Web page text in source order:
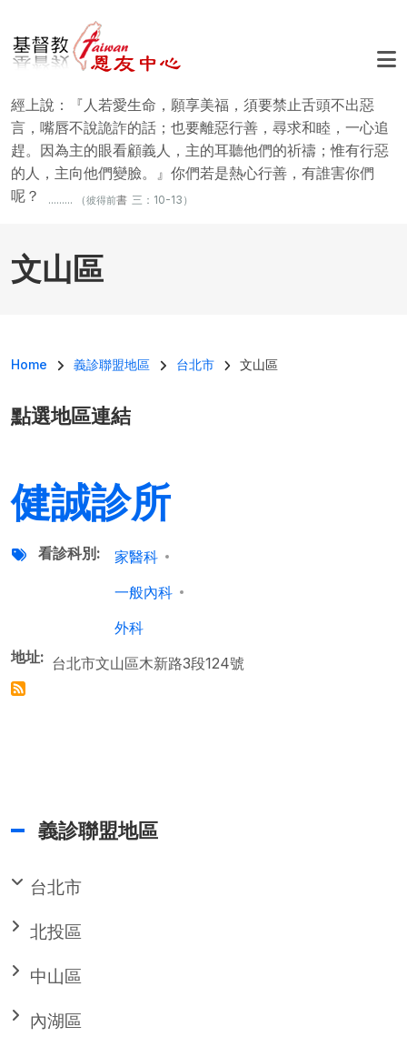
經上說：『人若愛生命，願享美福，須要禁止舌頭不出惡
言，嘴唇不說詭詐的話；也要離惡行善，尋求和睦，一心追
趕。因為主的眼看顧義人，主的耳聽他們的祈禱；惟有行惡
的人，主向他們變臉。』你們若是熱心行善，有誰害你們
呢？
......... （彼得前書 三：10-13）
文山區
導航連結
Home 義診聯盟地區 台北市 文山區
點選地區連結
健誠診所
看診科別
家醫科
一般內科
外科
地址
台北市文山區木新路3段124號
義診聯盟地區
台北市
北投區
中山區
內湖區